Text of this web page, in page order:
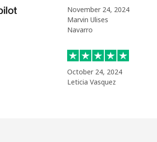
November 24, 2024
Marvin Ulises
Navarro
October 24, 2024
Leticia Vasquez